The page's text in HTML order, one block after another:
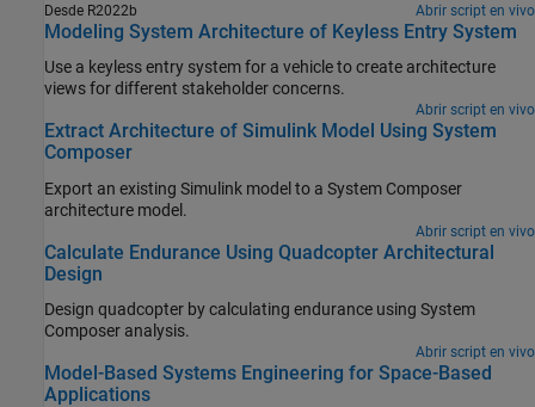
Desde R2022b Abrir script en vivo
Modeling System Architecture of Keyless Entry System
Use a keyless entry system for a vehicle to create architecture
views for different stakeholder concerns.
Abrir script en vivo
Extract Architecture of Simulink Model Using System
Composer
Export an existing Simulink model to a System Composer
architecture model.
Abrir script en vivo
Calculate Endurance Using Quadcopter Architectural
Design
Design quadcopter by calculating endurance using System
Composer analysis.
Abrir script en vivo
Model-Based Systems Engineering for Space-Based
Applications